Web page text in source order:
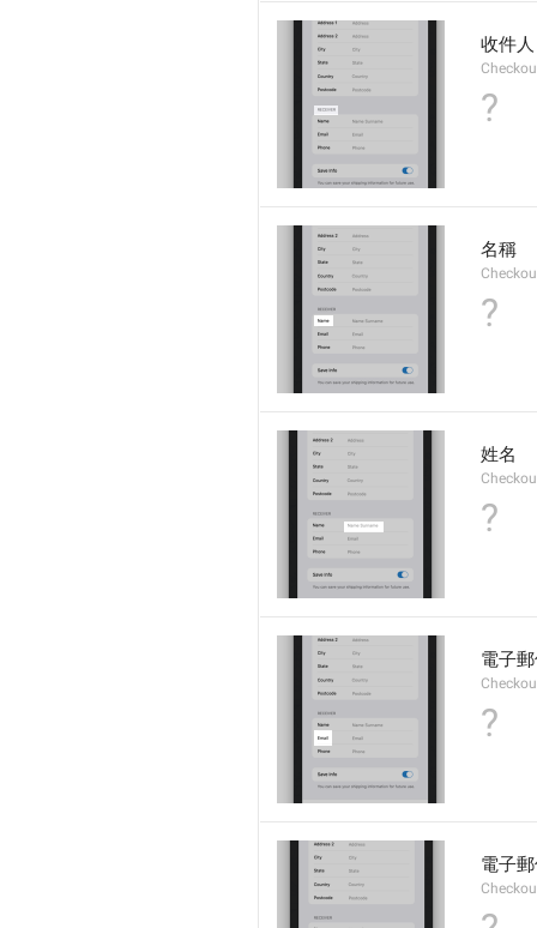
收件人
?
名稱
?
姓名
?
電子
?
電子